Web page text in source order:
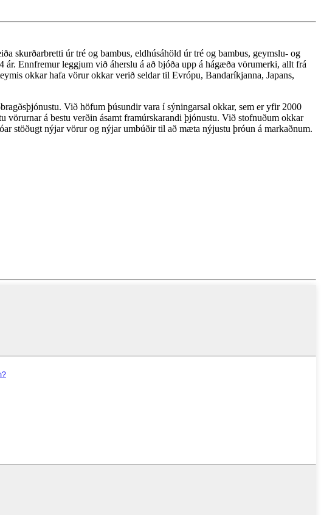
skurðarbretti úr tré og bambus, eldhúsáhöld úr tré og bambus, geymslu- og
Ennfremur leggjum við áherslu á að bjóða upp á hágæða vörumerki, allt frá
okkar hafa vörur okkar verið seldar til Evrópu, Bandaríkjanna, Japans,
Við höfum þúsundir vara í sýningarsal okkar, sem er yfir 2000
á bestu verðin ásamt framúrskarandi þjónustu. Við stofnuðum okkar
stöðugt nýjar vörur og nýjar umbúðir til að mæta nýjustu þróun á markaðnum.